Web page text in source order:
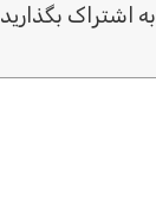
به اشتراک بگذارید